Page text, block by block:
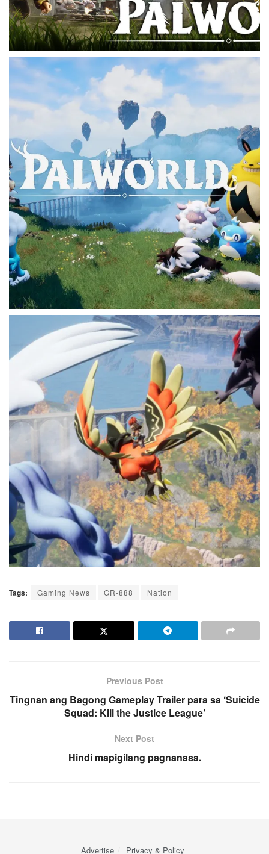
Tags: Gaming News GR-888 Nation
Previous Post
Tingnan ang Bagong Gameplay Trailer para sa ‘Suicide
Squad: Kill the Justice League’
Next Post
Hindi mapigilang pagnanasa.
Advertise Privacy & Policy